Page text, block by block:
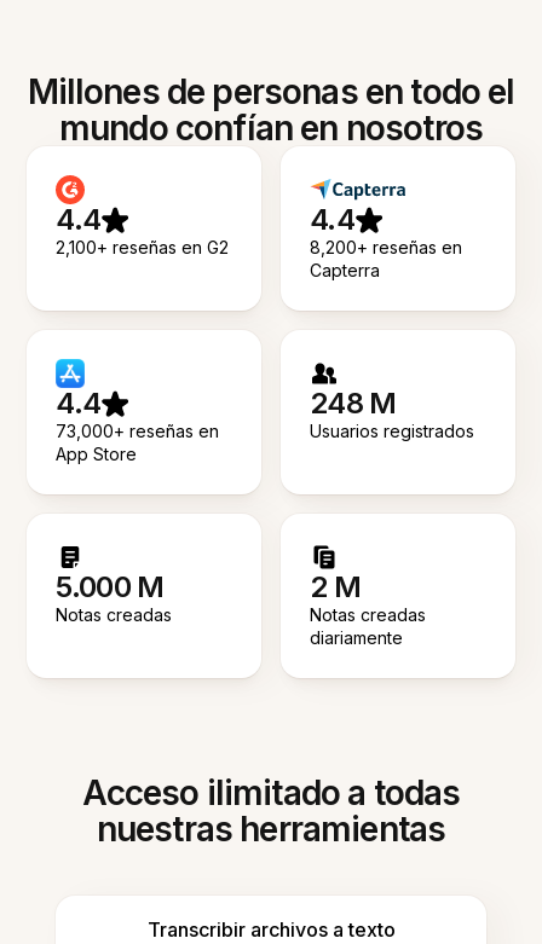
Millones de personas en todo el
mundo confían en nosotros
4.4
2,100+ reseñas en G2
4.4
8,200+ reseñas en
Capterra
4.4
73,000+ reseñas en
App Store
248 M
Usuarios registrados
5.000 M
Notas creadas
2 M
Notas creadas
diariamente
Acceso ilimitado a todas
nuestras herramientas
Transcribir archivos a texto